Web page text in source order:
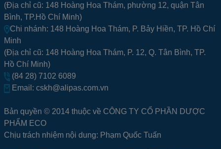
(Địa chỉ cũ: 148 Hoàng Hoa Thám, phường 12, quận Tân
Bình, TP.Hồ Chí Minh)
Chi nhánh: 148 Hoàng Hoa Thám, P. Bảy Hiền, TP. Hồ Chí
Minh
(Địa chỉ cũ: 148 Hoàng Hoa Thám, P. 12, Q. Tân Bình, TP.
Hồ Chí Minh)
(84 28) 7102 6089
Email: cskh@alipas.com.vn
Bản quyền © 2014 thuộc về CÔNG TY CỔ PHẦN DƯỢC
PHẨM ECO
Chịu trách nhiệm nội dung: Phạm Quốc Tuấn